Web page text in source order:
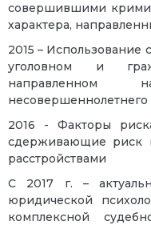
совершившими
характера,
2015 – Использование
уголовном и
направленном
несовершеннолетнего
2016 - Факторы
сдерживающие риск
расстройствами
С 2017 г. –
юридической
комплексной